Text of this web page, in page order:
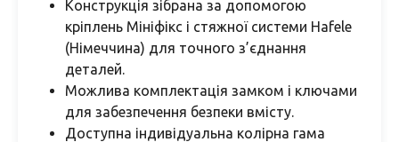
Конструкція зібрана за допомогою
кріплень Мініфікс і стяжної системи Hafele
(Німеччина) для точного з’єднання
деталей.
Можлива комплектація замком і ключами
для забезпечення безпеки вмісту.
Доступна індивідуальна колірна гама